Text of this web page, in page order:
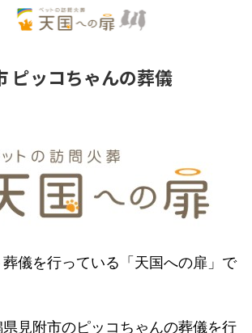
ピッコちゃんの葬儀
儀を行っている「天国への扉」で
見附市のピッコちゃんの葬儀を行